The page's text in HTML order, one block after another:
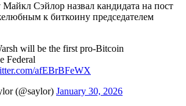
Майкл Сэйлор назвал кандидата на пост
к биткоину председателем
will be the first pro-Bitcoin
Federal
afEBrBFeWX
(@saylor) January 30, 2026